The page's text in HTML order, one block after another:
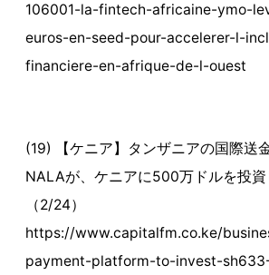
106001-la-fintech-africaine-ymo-
euros-en-seed-pour-accelerer-l-
financiere-en-afrique-de-l-ouest
(19) 【ケニア】タンザニアの国際送
NALAが、ケニアに500万ドルを投
（2/24）
https://www.capitalfm.co.ke/
payment-platform-to-invest-